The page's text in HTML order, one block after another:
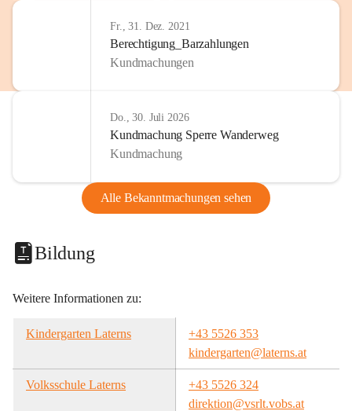
Fr., 31. Dez. 2021
Berechtigung_Barzahlungen
Kundmachungen
Do., 30. Juli 2026
Kundmachung Sperre Wanderweg
Kundmachung
Alle Bekanntmachungen sehen
Bildung
Weitere Informationen zu:
Kindergarten Laterns
+43 5526 353
kindergarten@laterns.at
Volksschule Laterns
+43 5526 324
direktion@vsrlt.vobs.at